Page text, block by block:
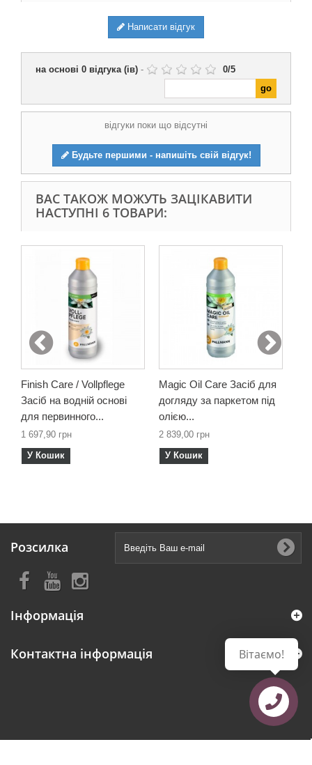
Написати відгук
на основі 0 відгука (ів) - 0/5
відгуки поки що відсутні
Будьте першими - напишіть свій відгук!
ВАС ТАКОЖ МОЖУТЬ ЗАЦІКАВИТИ
НАСТУПНІ 6 ТОВАРИ:
Finish Care / Vollpflege
Засіб на водній основі
для первинного...
1 697,90 грн
У Кошик
Magic Oil Care Засіб для
догляду за паркетом під
олією...
2 839,00 грн
У Кошик
Розсилка
Інформація
Контактна інформація Вітаємо!